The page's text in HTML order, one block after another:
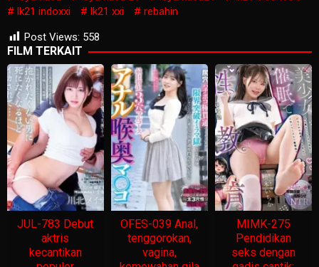
lk21 indoxxi
lk21 xxi
rebahin
Post Views: 558
FILM TERKAIT
JUL-783 Debut
aktris
kecantikan
OFES-039 Anal,
tenggorokan,
vagina,
MIMK-275
Pendidikan
seks dengan